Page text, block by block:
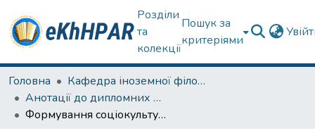
Розділи
та
колекції
Пошук за
критеріями
Головна
Кафедра іноземної філології
Анотації до дипломних робіт
Формування соціокультурної компетенції учнів початкової школи у процесі навчання діалогічного мовлення